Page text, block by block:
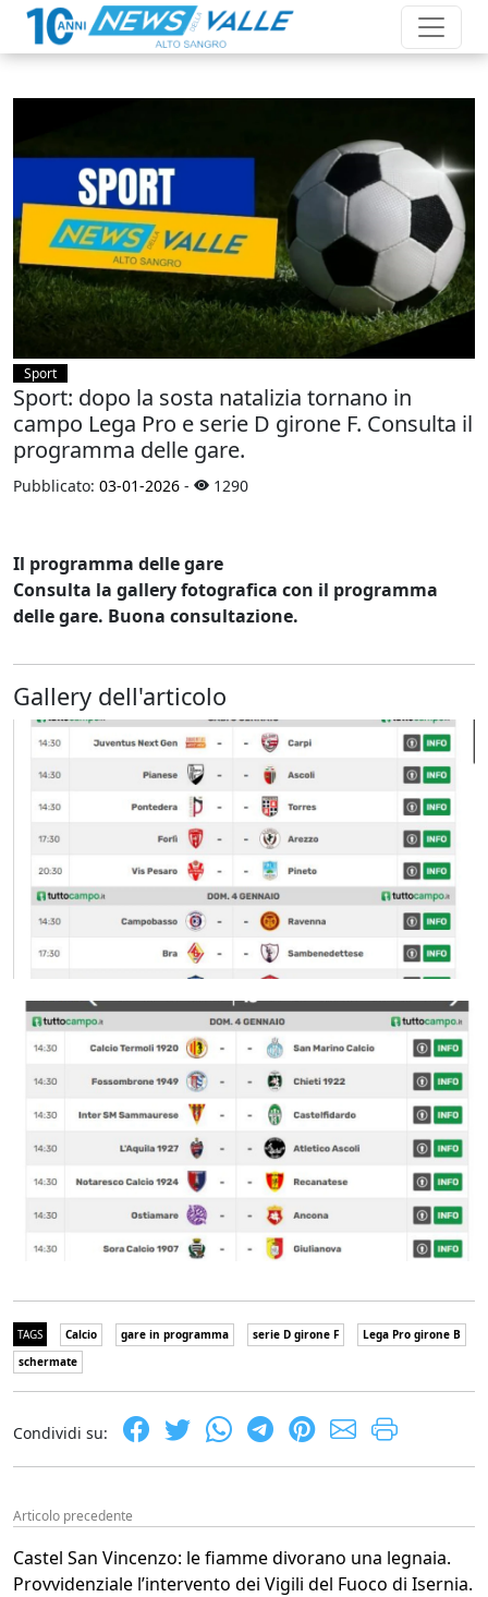
Sport
Sport: dopo la sosta natalizia tornano in
campo Lega Pro e serie D girone F. Consulta il
programma delle gare.
Pubblicato: 03-01-2026 - 1290
Il programma delle gare
Consulta la gallery fotografica con il programma
delle gare. Buona consultazione.
Gallery dell'articolo
TAGS Calcio gare in programma serie D girone F
Lega Pro girone B
schermate
Condividi su:
Articolo precedente
Castel San Vincenzo: le fiamme divorano una legnaia.
Provvidenziale l’intervento dei Vigili del Fuoco di Isernia.